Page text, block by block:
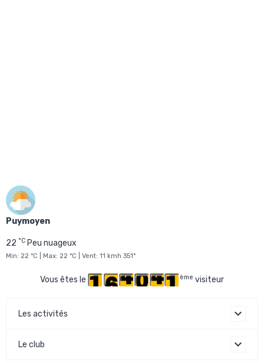
Puymoyen
22 °C Peu nuageux
Min: 22 °C | Max: 22 °C | Vent: 11 kmh 351°
Vous êtes le ème visiteur
Les activités
Le club